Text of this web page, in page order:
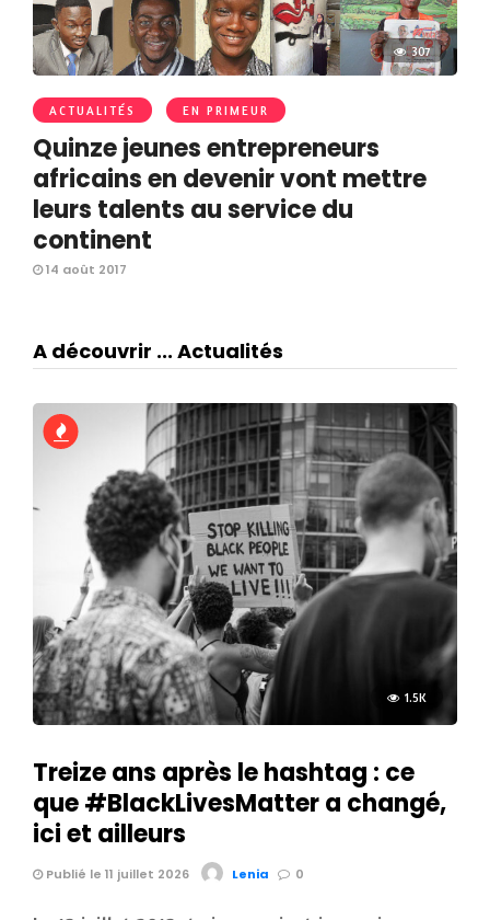
307
ACTUALITÉS EN PRIMEUR
Quinze jeunes entrepreneurs
africains en devenir vont mettre
leurs talents au service du
continent
14 août 2017
A découvrir ... Actualités
1.5K
Treize ans après le hashtag : ce
que #BlackLivesMatter a changé,
ici et ailleurs
Publié le 11 juillet 2026 Lenia 0